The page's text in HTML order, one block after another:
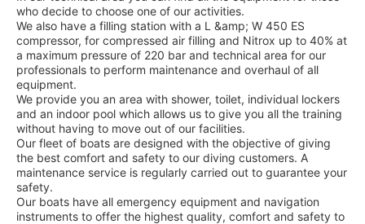
who decide to choose one of our activities.
We also have a filling station with a L &amp; W 450 ES
compressor, for compressed air filling and Nitrox up to 40% at
a maximum pressure of 220 bar and technical area for our
professionals to perform maintenance and overhaul of all
equipment.
We provide you an area with shower, toilet, individual lockers
and an indoor pool which allows us to give you all the training
without having to move out of our facilities.
Our fleet of boats are designed with the objective of giving
the best comfort and safety to our diving customers. A
maintenance service is regularly carried out to guarantee your
safety.
Our boats have all emergency equipment and navigation
instruments to offer the highest quality, comfort and safety to